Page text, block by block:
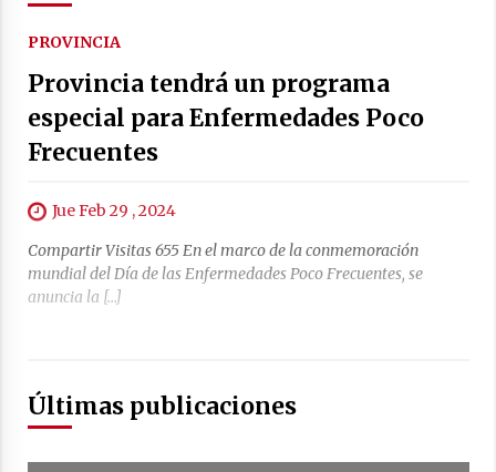
PROVINCIA
Provincia tendrá un programa
especial para Enfermedades Poco
Frecuentes
Jue Feb 29 , 2024
Compartir Visitas 655 En el marco de la conmemoración
mundial del Día de las Enfermedades Poco Frecuentes, se
anuncia la […]
Últimas publicaciones